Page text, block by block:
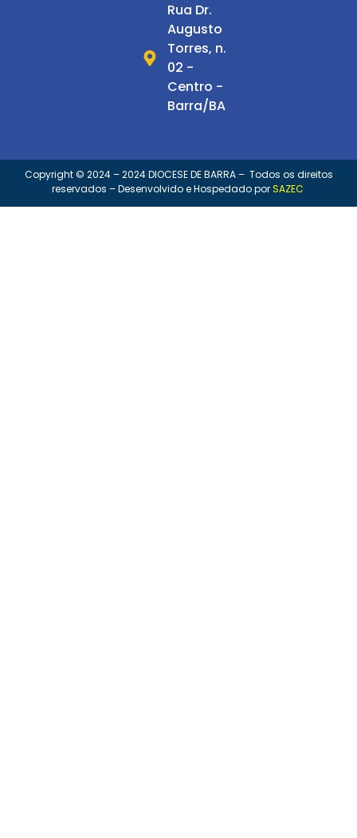
Espiritualidade
S. Francisco
Rua Dr.
Augusto
Torres, n.
02 -
Centro -
Barra/BA
Copyright © 2024 – 2024 DIOCESE DE BARRA – Todos os direitos
reservados – Desenvolvido e Hospedado porSAZEC